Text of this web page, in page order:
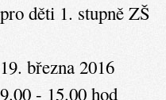
pro děti 1. stupně ZŠ
19. března 2016
9.00 - 15.00 hod